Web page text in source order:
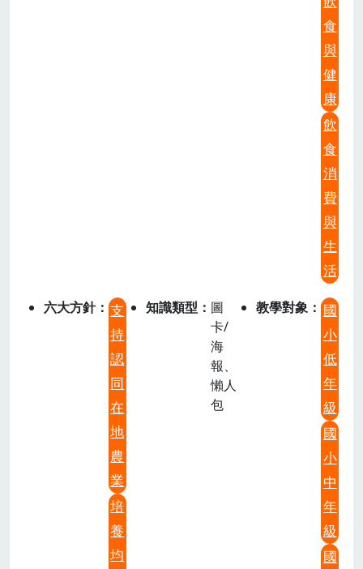
食
與
健
康
飲
食
消
費
與
生
活
六大方針
支
持
認
同
在
地
農
業
培
養
均
知識類型
圖
卡/
海
報、
懶人
包
教學對象
國
小
低
年
級
國
小
中
年
級
國